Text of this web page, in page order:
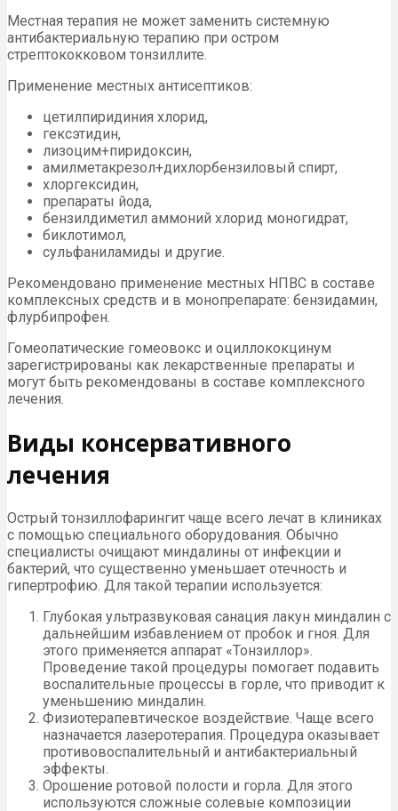
Местная терапия не может заменить системную
антибактериальную терапию при остром
стрептококковом тонзиллите.
Применение местных антисептиков:
цетилпиридиния хлорид,
гексэтидин,
лизоцим+пиридоксин,
амилметакрезол+дихлорбензиловый спирт,
хлоргексидин,
препараты йода,
бензилдиметил аммоний хлорид моногидрат,
биклотимол,
сульфаниламиды и другие.
Рекомендовано применение местных НПВС в составе
комплексных средств и в монопрепарате: бензидамин,
флурбипрофен.
Гомеопатические гомеовокс и оциллококцинум
зарегистрированы как лекарственные препараты и
могут быть рекомендованы в составе комплексного
лечения.
Виды консервативного
лечения
Острый тонзиллофарингит чаще всего лечат в клиниках
с помощью специального оборудования. Обычно
специалисты очищают миндалины от инфекции и
бактерий, что существенно уменьшает отечность и
гипертрофию. Для такой терапии используется:
Глубокая ультразвуковая санация лакун миндалин с
дальнейшим избавлением от пробок и гноя. Для
этого применяется аппарат «Тонзиллор».
Проведение такой процедуры помогает подавить
воспалительные процессы в горле, что приводит к
уменьшению миндалин.
Физиотерапевтическое воздействие. Чаще всего
назначается лазеротерапия. Процедура оказывает
противовоспалительный и антибактериальный
эффекты.
Орошение ротовой полости и горла. Для этого
используются сложные солевые композиции